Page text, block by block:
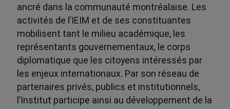
ancré dans la communauté montréalaise. Les
activités de l’IEIM et de ses constituantes
mobilisent tant le milieu académique, les
représentants gouvernementaux, le corps
diplomatique que les citoyens intéressés par
les enjeux internationaux. Par son réseau de
partenaires privés, publics et institutionnels,
l’Institut participe ainsi au développement de la